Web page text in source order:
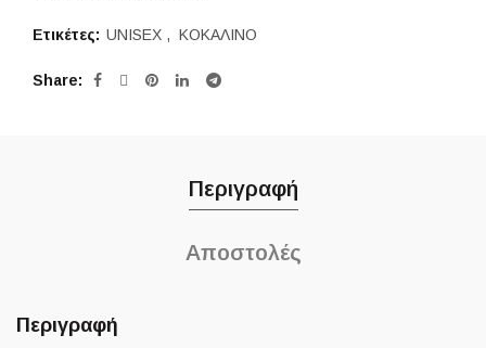
Ετικέτες: UNISEX , ΚΟΚΑΛΙΝΟ
Share
Περιγραφή
Αποστολές
Περιγραφή